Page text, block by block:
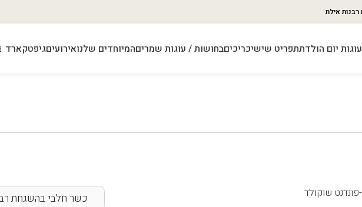
אילת
עוגות יום הולדתתפריט שישיכריכיםבחושות / עוגות שמריםהמיוחדים שלנואירועיםגיפטקארד
כשר חלבי בהשגחת